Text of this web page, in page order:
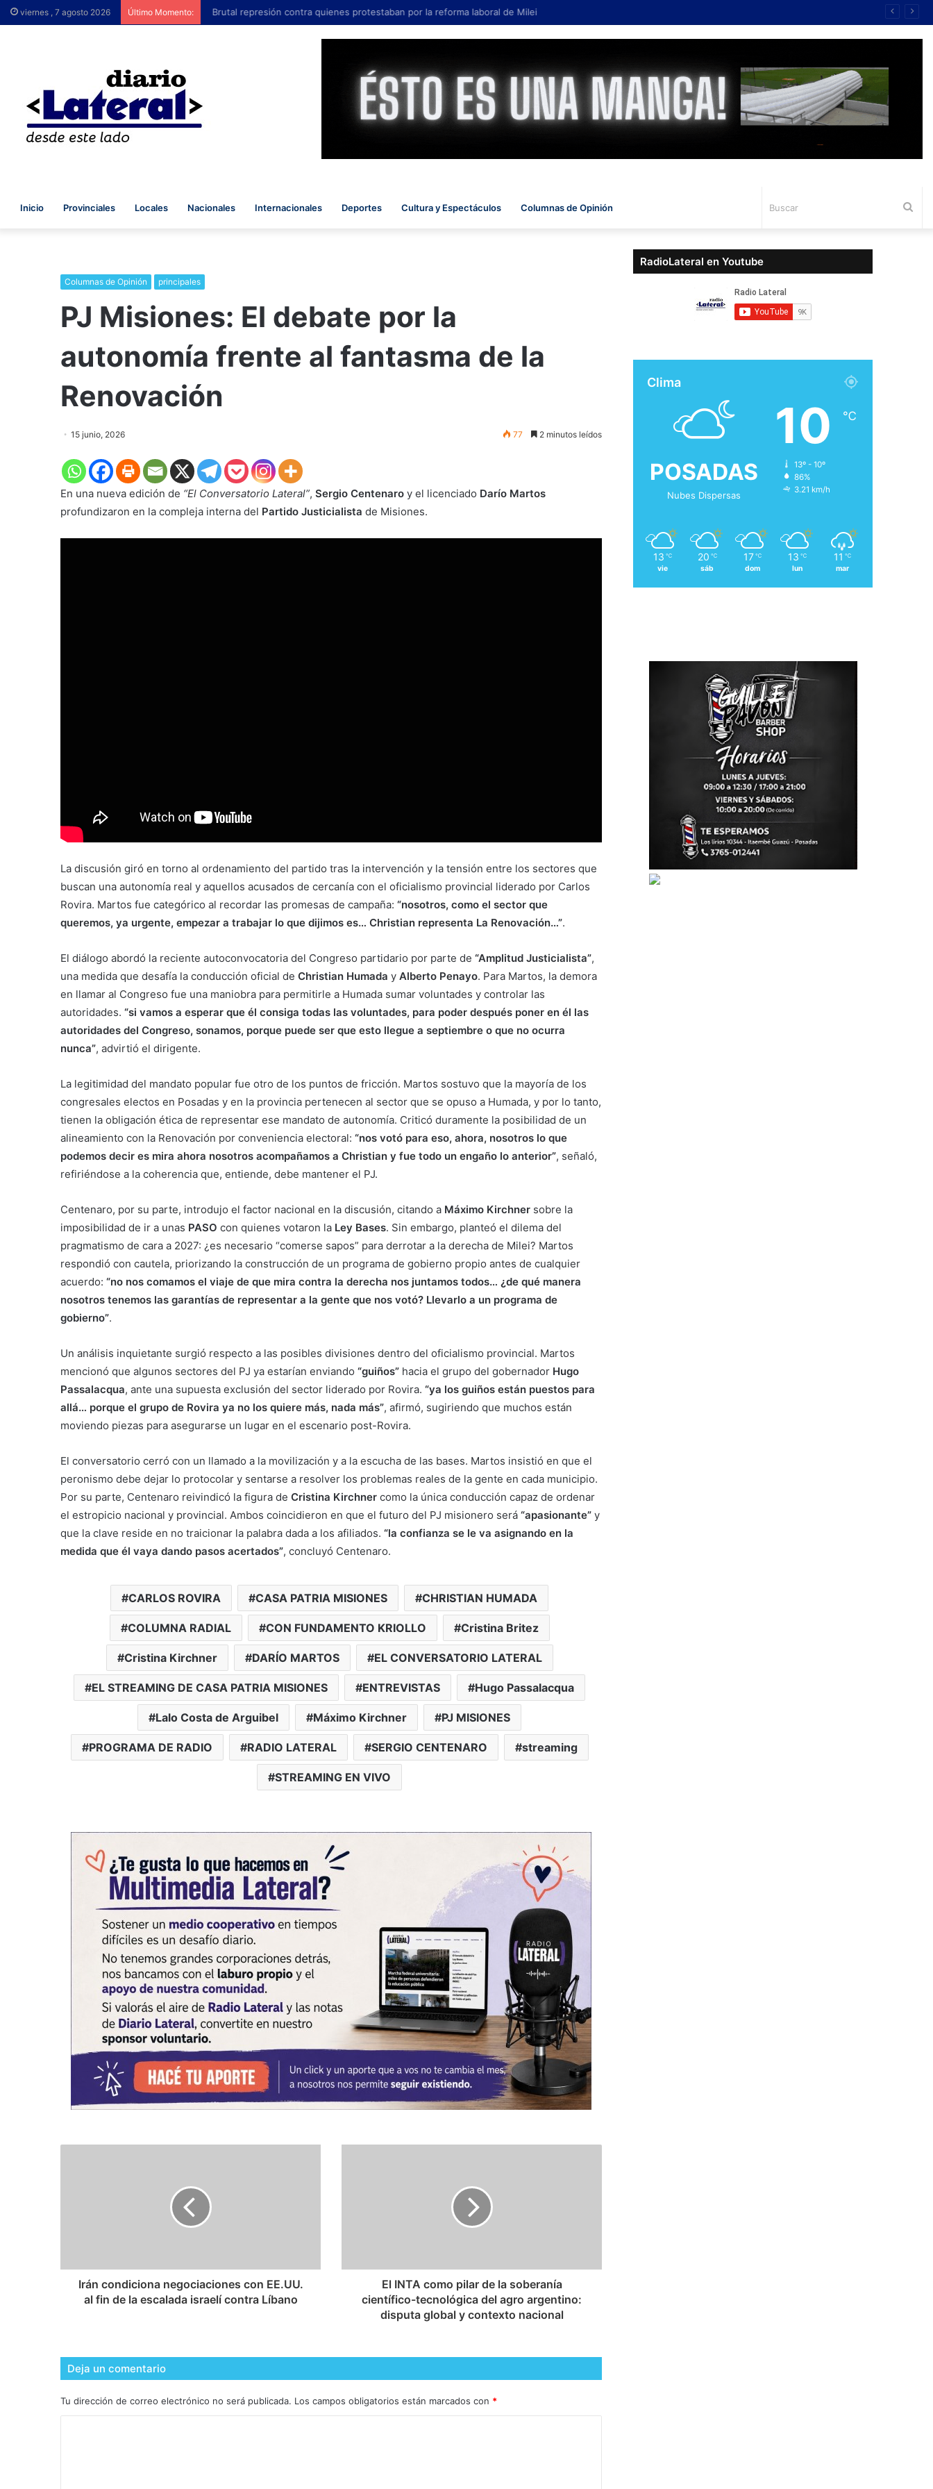
viernes , 7 agosto 2026 Último Momento: Brutal represión contra quienes protestaban por la reforma laboral de Milei
Inicio Provinciales Locales Nacionales Internacionales Deportes Cultura y Espectáculos Columnas de Opinión
Columnas de Opinión principales
PJ Misiones: El debate por la
autonomía frente al fantasma de la
Renovación
15 junio, 2026 77 2 minutos leídos
En una nueva edición de “El Conversatorio Lateral”, Sergio Centenaro y el licenciado Darío Martos
profundizaron en la compleja interna del Partido Justicialista de Misiones.
La discusión giró en torno al ordenamiento del partido tras la intervención y la tensión entre los sectores que
buscan una autonomía real y aquellos acusados de cercanía con el oficialismo provincial liderado por Carlos
Rovira. Martos fue categórico al recordar las promesas de campaña: “nosotros, como el sector que
queremos, ya urgente, empezar a trabajar lo que dijimos es… Christian representa La Renovación…”.
El diálogo abordó la reciente autoconvocatoria del Congreso partidario por parte de “Amplitud Justicialista”,
una medida que desafía la conducción oficial de Christian Humada y Alberto Penayo. Para Martos, la demora
en llamar al Congreso fue una maniobra para permitirle a Humada sumar voluntades y controlar las
autoridades. “si vamos a esperar que él consiga todas las voluntades, para poder después poner en él las
autoridades del Congreso, sonamos, porque puede ser que esto llegue a septiembre o que no ocurra
nunca”, advirtió el dirigente.
La legitimidad del mandato popular fue otro de los puntos de fricción. Martos sostuvo que la mayoría de los
congresales electos en Posadas y en la provincia pertenecen al sector que se opuso a Humada, y por lo tanto,
tienen la obligación ética de representar ese mandato de autonomía. Criticó duramente la posibilidad de un
alineamiento con la Renovación por conveniencia electoral: “nos votó para eso, ahora, nosotros lo que
podemos decir es mira ahora nosotros acompañamos a Christian y fue todo un engaño lo anterior”, señaló,
refiriéndose a la coherencia que, entiende, debe mantener el PJ.
Centenaro, por su parte, introdujo el factor nacional en la discusión, citando a Máximo Kirchner sobre la
imposibilidad de ir a unas PASO con quienes votaron la Ley Bases. Sin embargo, planteó el dilema del
pragmatismo de cara a 2027: ¿es necesario “comerse sapos” para derrotar a la derecha de Milei? Martos
respondió con cautela, priorizando la construcción de un programa de gobierno propio antes de cualquier
acuerdo: “no nos comamos el viaje de que mira contra la derecha nos juntamos todos… ¿de qué manera
nosotros tenemos las garantías de representar a la gente que nos votó? Llevarlo a un programa de
gobierno”.
Un análisis inquietante surgió respecto a las posibles divisiones dentro del oficialismo provincial. Martos
mencionó que algunos sectores del PJ ya estarían enviando “guiños” hacia el grupo del gobernador Hugo
Passalacqua, ante una supuesta exclusión del sector liderado por Rovira. “ya los guiños están puestos para
allá… porque el grupo de Rovira ya no los quiere más, nada más”, afirmó, sugiriendo que muchos están
moviendo piezas para asegurarse un lugar en el escenario post-Rovira.
El conversatorio cerró con un llamado a la movilización y a la escucha de las bases. Martos insistió en que el
peronismo debe dejar lo protocolar y sentarse a resolver los problemas reales de la gente en cada municipio.
Por su parte, Centenaro reivindicó la figura de Cristina Kirchner como la única conducción capaz de ordenar
el estropicio nacional y provincial. Ambos coincidieron en que el futuro del PJ misionero será “apasionante” y
que la clave reside en no traicionar la palabra dada a los afiliados. “la confianza se le va asignando en la
medida que él vaya dando pasos acertados”, concluyó Centenaro.
CARLOS ROVIRA CASA PATRIA MISIONES CHRISTIAN HUMADA
COLUMNA RADIAL CON FUNDAMENTO KRIOLLO Cristina Britez
Cristina Kirchner DARÍO MARTOS EL CONVERSATORIO LATERAL
EL STREAMING DE CASA PATRIA MISIONES ENTREVISTAS Hugo Passalacqua
Lalo Costa de Arguibel Máximo Kirchner PJ MISIONES
PROGRAMA DE RADIO RADIO LATERAL SERGIO CENTENARO streaming
STREAMING EN VIVO
Irán condiciona negociaciones con EE.UU.
al fin de la escalada israelí contra Líbano
El INTA como pilar de la soberanía
científico-tecnológica del agro argentino:
disputa global y contexto nacional
Deja un comentario
Tu dirección de correo electrónico no será publicada. Los campos obligatorios están marcados con *
RadioLateral en Youtube
Clima
POSADAS
Nubes Dispersas
10 ℃
13º - 10º
86%
3.21 km/h
13 ℃
vie
20 ℃
sáb
17 ℃
dom
13 ℃
lun
11 ℃
mar